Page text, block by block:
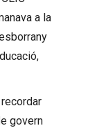
a la
govern